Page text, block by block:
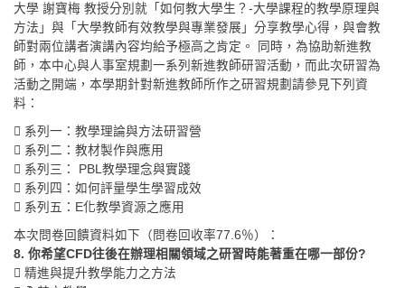
大學 謝寶梅 教授分別就「如何教大學生？-大學課程的教學原理與
方法」與「大學教師有效教學與專業發展」分享教學心得，與會教
師對兩位講者演講內容均給予極高之肯定。 同時，為協助新進教
師，本中心與人事室規劃一系列新進教師研習活動，而此次研習為
活動之開端，本學期針對新進教師所作之研習規劃請參見下列資
料：
 系列一：教學理論與方法研習營
 系列二：教材製作與應用
 系列三： PBL教學理念與實踐
 系列四：如何評量學生學習成效
 系列五：E化教學資源之應用
本次問卷回饋資料如下（問卷回收率77.6％）：
8. 你希望CFD往後在辦理相關領域之研習時能著重在哪一部份?
 精進與提升教學能力之方法